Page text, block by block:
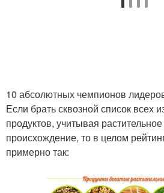
10 абсолютных чемпионов
Если брать сквозной список всех
продуктов, учитывая
происхождение, то в целом
примерно так: